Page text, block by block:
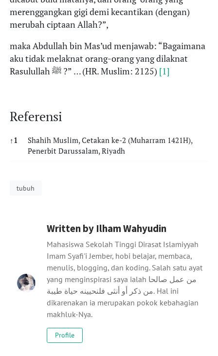
merenggangkan gigi demi kecantikan (dengan)
merubah ciptaan Allah?”,
maka Abdullah bin Mas’ud menjawab: “Bagaimana
aku tidak melaknat orang-orang yang dilaknat
Rasulullah ﷺ ?” … (HR. Muslim: 2125) [1]
Referensi
↑1
Shahih Muslim, Cetakan ke-2 (Muharram 1421H),
Penerbit Darussalam, Riyadh
tubuh
Written by Ilham Wahyudin
Mahasiswa Sekolah Tinggi Dirasat Islamiyyah
Imam Syafi'i Jember, hobi belajar, membaca,
menulis, blogging, dan koding. Salah satu ayat
yang menginspirasi saya ialah من عمل صالحا
من ذكر أو أنثى فلنحيينه حياة طيبة. Hal ini
dikarenakan ia merupakan pokok kebahagian
makhluk-Nya.
Profile